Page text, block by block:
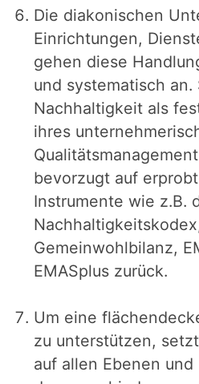
Die diakonischen
Einrichtungen,
gehen diese
und systematisch an.
Nachhaltigkeit als
ihres
bevorzugt auf
Instrumente wie z.B.
Gemeinwohlbilanz,
EMASplus zurück.
Um eine
zu unterstützen,
auf allen Ebenen